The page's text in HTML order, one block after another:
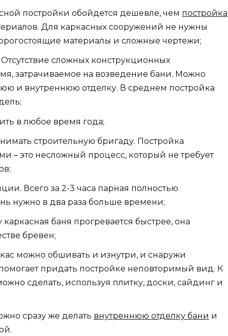
постройки обойдется дешевле, чем постройка
Для каркасных сооружений не нужны
материалы и сложные чертежи;
сложных конструкционных
затрачиваемое на возведение бани. Можно
и внутреннюю отделку. В среднем постройка
в любое время года;
строительную бригаду. Постройка
– это несложный процесс, который не требует
Всего за 2-3 часа парная полностью
нужно в два раза больше времени;
баня прогревается быстрее, она
бревен;
можно обшивать и изнутри, и снаружи
придать постройке неповторимый вид. К
сделать, используя плитку, доски, сайдинг и
сразу же делать внутреннюю отделку бани и